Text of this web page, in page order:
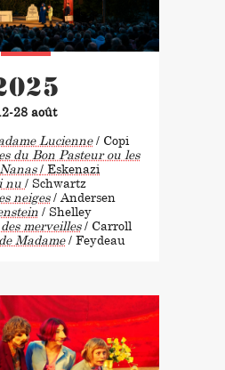
28 août
Lucienne / Copi
du Bon Pasteur ou les
/ Eskenazi
nu / Schwartz
neiges/ Andersen
/ Shelley
merveilles / Carroll
Madame/ Feydeau